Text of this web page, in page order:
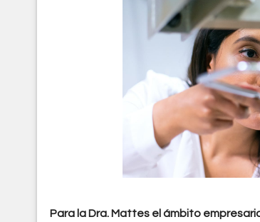
Para la Dra. Mattes el ámbito